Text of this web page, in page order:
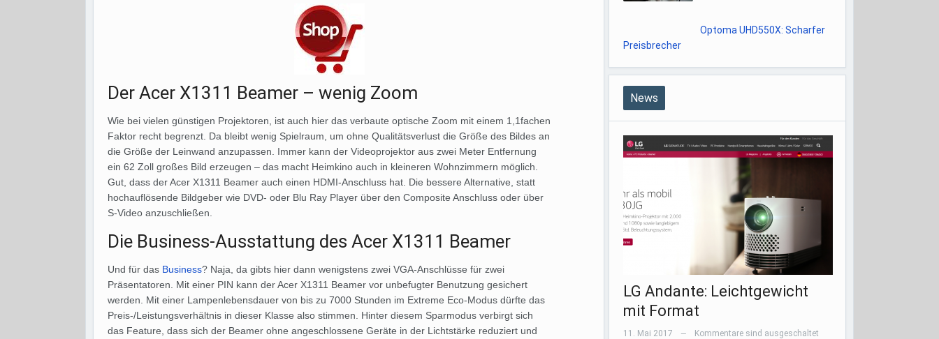
Der Acer X1311 Beamer – wenig Zoom
Wie bei vielen günstigen Projektoren, ist auch hier das verbaute optische Zoom mit einem 1,1fachen
Faktor recht begrenzt. Da bleibt wenig Spielraum, um ohne Qualitätsverlust die Größe des Bildes an
die Größe der Leinwand anzupassen. Immer kann der Videoprojektor aus zwei Meter Entfernung
ein 62 Zoll großes Bild erzeugen – das macht Heimkino auch in kleineren Wohnzimmern möglich.
Gut, dass der Acer X1311 Beamer auch einen HDMI-Anschluss hat. Die bessere Alternative, statt
hochauflösende Bildgeber wie DVD- oder Blu Ray Player über den Composite Anschluss oder über
S-Video anzuschließen.
Die Business-Ausstattung des Acer X1311 Beamer
Und für das Business? Naja, da gibts hier dann wenigstens zwei VGA-Anschlüsse für zwei
Präsentatoren. Mit einer PIN kann der Acer X1311 Beamer vor unbefugter Benutzung gesichert
werden. Mit einer Lampenlebensdauer von bis zu 7000 Stunden im Extreme Eco-Modus dürfte das
Preis-/Leistungsverhältnis in dieser Klasse also stimmen. Hinter diesem Sparmodus verbirgt sich
das Feature, dass sich der Beamer ohne angeschlossene Geräte in der Lichtstärke reduziert und
Optoma UHD550X: Scharfer
Preisbrecher
News
LG Andante: Leichtgewicht
mit Format
11. Mai 2017 — Kommentare sind ausgeschaltet